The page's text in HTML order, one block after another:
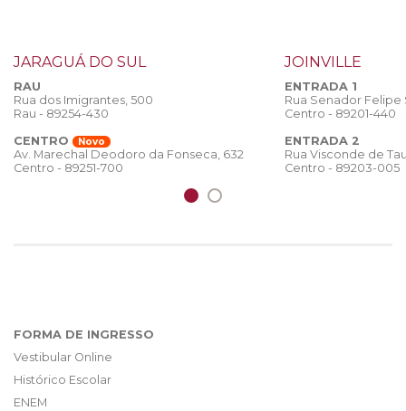
JARAGUÁ DO SUL
RAU
Rua dos Imigrantes, 500
Rau - 89254-430
CENTRO
Novo
Av. Marechal Deodoro da Fonseca, 632
Centro - 89251-700
JOINVILLE
ENTRADA 1
Rua Senador
Centro - 89201-440
ENTRADA 2
Rua Visconde de
Centro - 89203-005
FORMA DE INGRESSO
Vestibular Online
Histórico Escolar
ENEM